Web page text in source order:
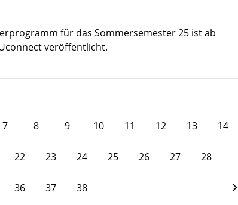
für das Sommersemester 25 ist ab
veröffentlicht.
7 8 9 10 11 12 13 14
22 23 24 25 26 27 28
36 37 38